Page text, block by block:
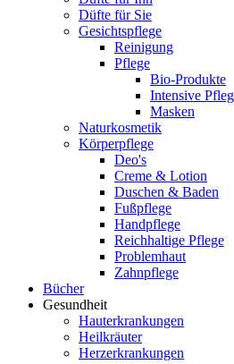
Düfte für Sie
Gesichtspflege
Reinigung
Pflege
Bio-Produkte
Intensive
Masken
Naturkosmetik
Körperpflege
Deo's
Creme & Lotion
Duschen & Baden
Fußpflege
Handpflege
Reichhaltige Pflege
Problemhaut
Zahnpflege
Bücher
Gesundheit
Hauterkrankungen
Heilkräuter
Herzerkrankungen